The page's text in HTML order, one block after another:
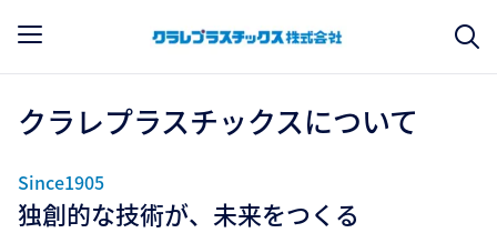
クラレプラスチックスについて
Since1905
独創的な技術が、未来をつくる